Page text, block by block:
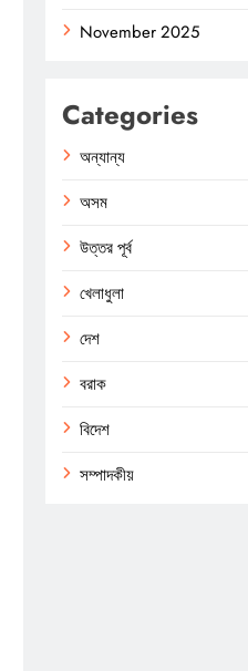
November 2025
Categories
অন্যান্য
অসম
উত্তর পূর্ব
খেলাধুলা
দেশ
বরাক
বিদেশ
সম্পাদকীয়